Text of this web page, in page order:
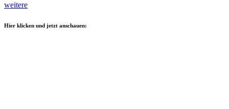
weitere
Hier klicken und jetzt anschauen: